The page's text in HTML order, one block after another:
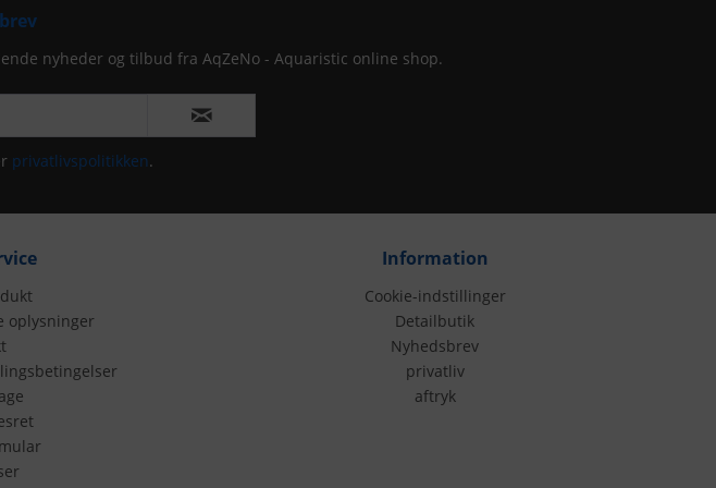
oplysninger
Information
Cookie-indstillinger
Detailbutik
Nyhedsbrev
privatliv
aftryk
nyheder og tilbud fra AqZeNo - Aquaristic online shop.
privatlivspolitikken.